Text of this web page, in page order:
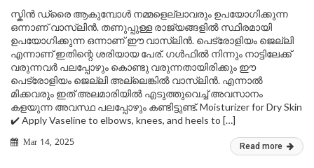
സ്കിൻ ഡ്രൈ ആകുമ്പോൾ നമ്മളെല്ലാവരും ഉപയോഗിക്കുന്ന
ഒന്നാണ് വാസ്‌ലിൻ. തണുപ്പുള്ള രാജ്യങ്ങളിൽ സ്ഥിരമായി
ഉപയോഗിക്കുന്ന ഒന്നാണ് ഈ വാസ്‌ലിന്‍. പെട്രോളിയം ജെല്ലി
എന്നാണ് ഇതിന്റെ ശരിയായ പേര്. ഗൾഫിൽ നിന്നും നാട്ടിലേക്ക്
വരുന്നവർ പലപ്പോഴും കൊണ്ടു വരുന്നതായിരിക്കും ഈ
പെട്രോളിയം ജെല്ലി അല്ലെങ്കിൽ വാസ്‌ലിൻ. എന്നാൽ
മിക്കവരും ഇത് അലമാരിയിൽ എടുത്തുവെച്ച് അവസാനം
കളയുന്ന അവസ്ഥ പലപ്പോഴും കണ്ടിട്ടുണ്ട്. Moisturizer for Dry Skin
✔️ Apply Vaseline to elbows, knees, and heels to […]
Mar 14, 2025 Read more